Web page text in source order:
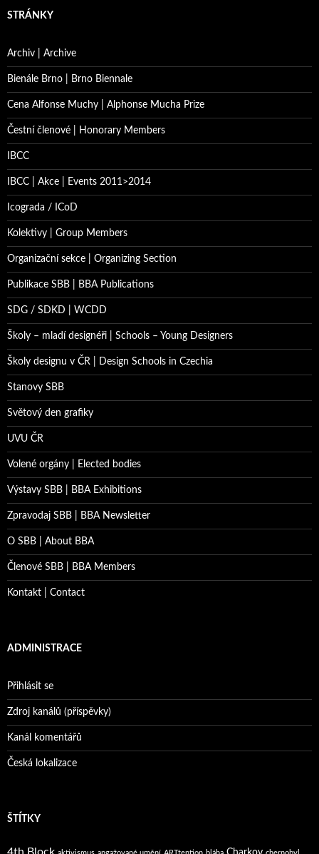
STRÁNKY
Archiv | Archive
Bienále Brno | Brno Biennale
Cena Alfonse Muchy | Alphonse Mucha Prize
Čestní členové | Honorary Members
IBCC
IBCC | Akce | Events 2011>2014
Icograda / ICoD
Kolektivy | Group Members
Organizační sekce | Organizing Section
Publikace SBB | BBA Publications
SDG / SDKD | WCDD
Školy – mladí designéři | Schools – Young Designers
Školy designu v ČR | Design Schools in Czechia
Stanovy SBB
Světový den grafiky
UVU ČR
Volené orgány | Elected bodies
Výstavy SBB | BBA Exhibitions
Zpravodaj SBB | BBA Newsletter
O SBB | About BBA
Členové SBB | BBA Members
Kontakt | Contact
ADMINISTRACE
Přihlásit se
Zdroj kanálů (příspěvky)
Kanál komentářů
Česká lokalizace
ŠTÍTKY